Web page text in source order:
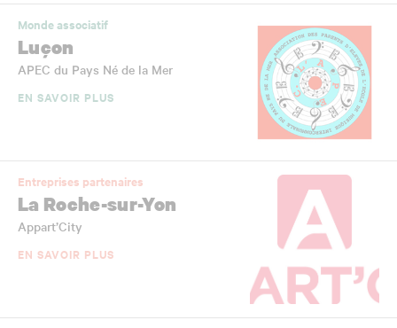
Monde associatif
Luçon
APEC du Pays Né de la Mer
EN SAVOIR PLUS
Entreprises partenaires
La Roche-sur-Yon
Appart’City
EN SAVOIR PLUS